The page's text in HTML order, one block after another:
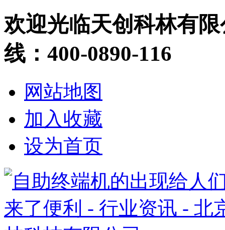
欢迎光临天创科林有
线：400-0890-116
网站地图
加入收藏
设为首页